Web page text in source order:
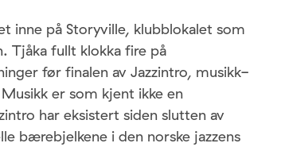
inne på Storyville, klubblokalet som
Tjåka fullt klokka fire på
før finalen av Jazzintro, musikk-
er som kjent ikke en
har eksistert siden slutten av
bærebjelkene i den norske jazzens